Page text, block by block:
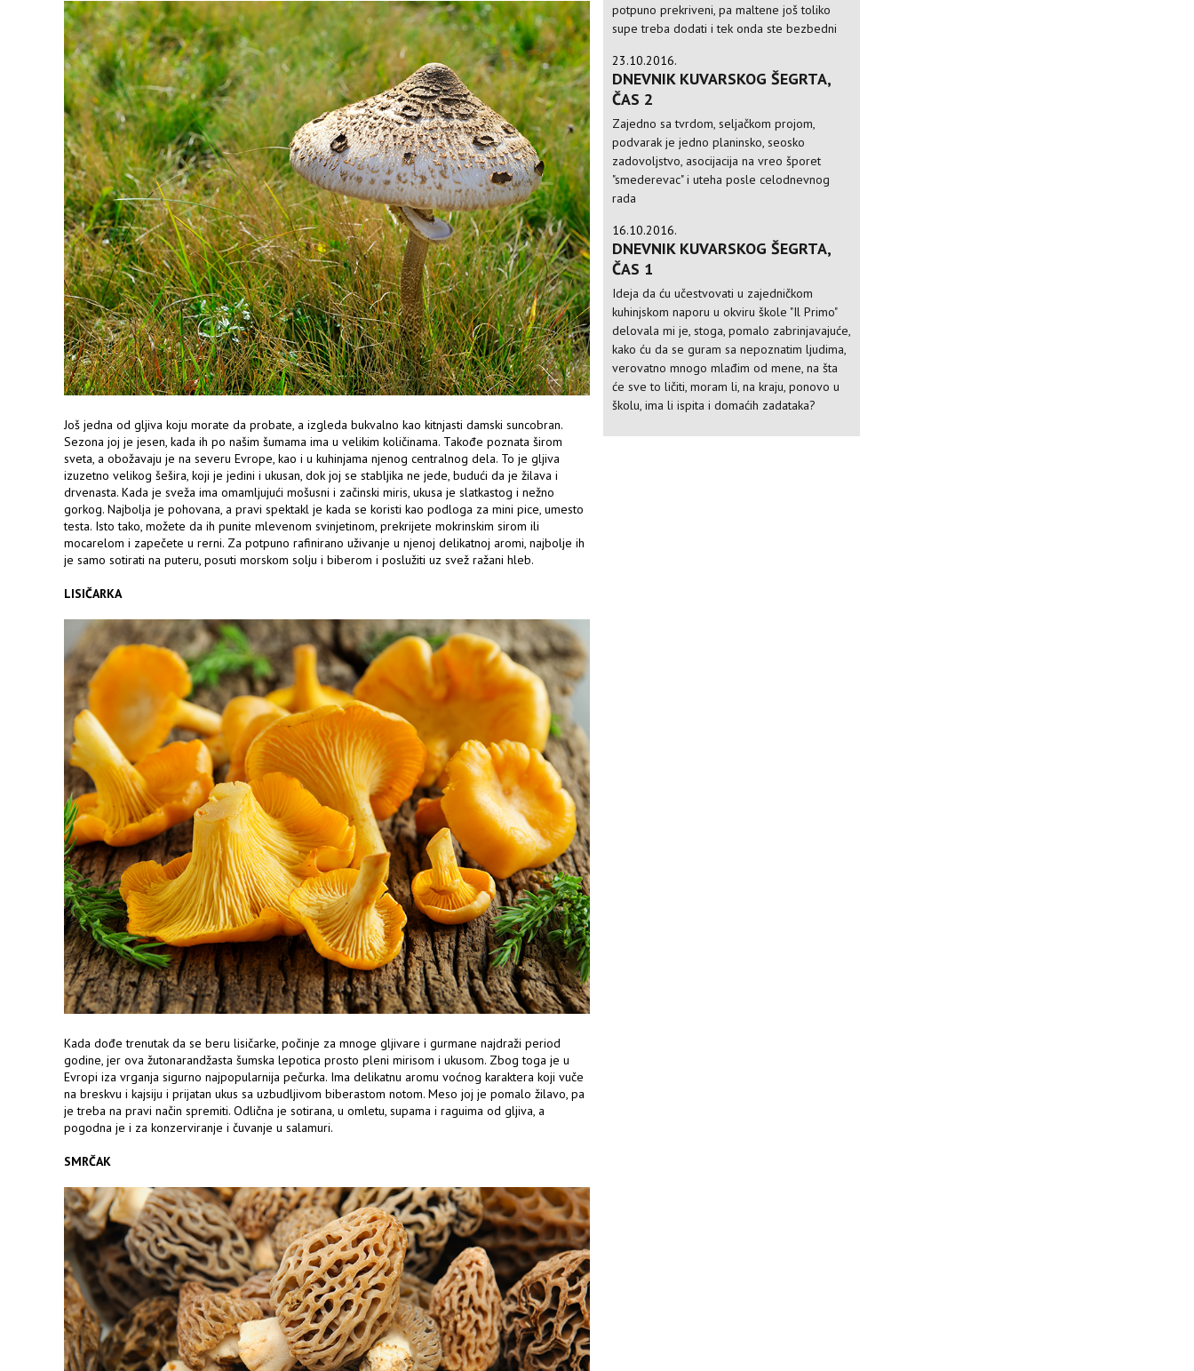
Još jedna od gljiva koju morate da probate, a izgleda bukvalno kao kitnjasti damski suncobran.
Sezona joj je jesen, kada ih po našim šumama ima u velikim količinama. Takođe poznata širom
sveta, a obožavaju je na severu Evrope, kao i u kuhinjama njenog centralnog dela. To je gljiva
izuzetno velikog šešira, koji je jedini i ukusan, dok joj se stabljika ne jede, budući da je žilava i
drvenasta. Kada je sveža ima omamljujući mošusni i začinski miris, ukusa je slatkastog i nežno
gorkog. Najbolja je pohovana, a pravi spektakl je kada se koristi kao podloga za mini pice, umesto
testa. Isto tako, možete da ih punite mlevenom svinjetinom, prekrijete mokrinskim sirom ili
mocarelom i zapečete u rerni. Za potpuno rafinirano uživanje u njenoj delikatnoj aromi, najbolje ih
je samo sotirati na puteru, posuti morskom solju i biberom i poslužiti uz svež ražani hleb.
LISIČARKA
Kada dođe trenutak da se beru lisičarke, počinje za mnoge gljivare i gurmane najdraži period
godine, jer ova žutonarandžasta šumska lepotica prosto pleni mirisom i ukusom. Zbog toga je u
Evropi iza vrganja sigurno najpopularnija pečurka. Ima delikatnu aromu voćnog karaktera koji vuče
na breskvu i kajsiju i prijatan ukus sa uzbudljivom biberastom notom. Meso joj je pomalo žilavo, pa
je treba na pravi način spremiti. Odlična je sotirana, u omletu, supama i raguima od gljiva, a
pogodna je i za konzerviranje i čuvanje u salamuri.
SMRČAK
potpuno prekriveni, pa maltene još toliko
supe treba dodati i tek onda ste bezbedni
23.10.2016.
DNEVNIK KUVARSKOG ŠEGRTA,
ČAS 2
Zajedno sa tvrdom, seljačkom projom,
podvarak je jedno planinsko, seosko
zadovoljstvo, asocijacija na vreo šporet
"smederevac" i uteha posle celodnevnog
rada
16.10.2016.
DNEVNIK KUVARSKOG ŠEGRTA,
ČAS 1
Ideja da ću učestvovati u zajedničkom
kuhinjskom naporu u okviru škole "Il Primo"
delovala mi je, stoga, pomalo zabrinjavajuće,
kako ću da se guram sa nepoznatim ljudima,
verovatno mnogo mlađim od mene, na šta
će sve to ličiti, moram li, na kraju, ponovo u
školu, ima li ispita i domaćih zadataka?